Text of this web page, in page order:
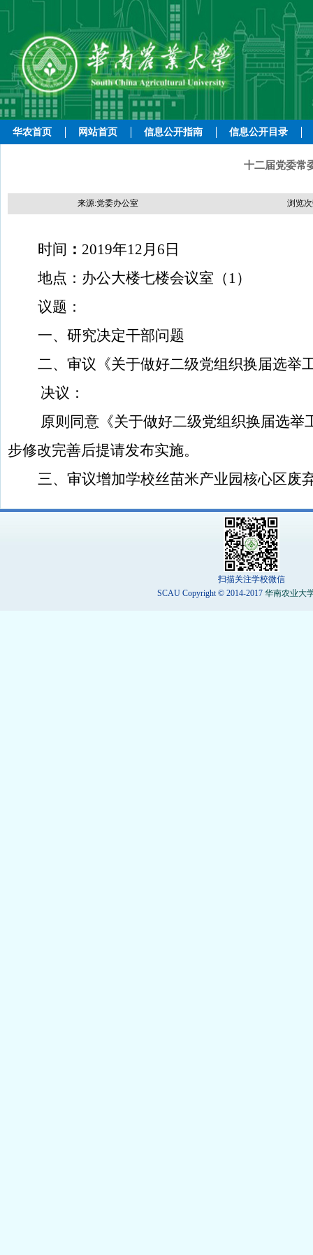
华农首页 网站首页 信息公开指南 信息公开目录
十二届党委常
来源:党委办公室 浏览
时间 ： 2019年12月6日
地点： 办公大楼七楼会议室（1）
议题：
一、研究决定干部问题
二、 审议 《关于做好二级党组织换届选举
决议：
原则同意《关于做好二级党组织换届选
步修改完善后提请发布实施。
三、 审议增加学校丝苗米产业园核心区废
扫描关注学校微信
SCAU Copyright © 2014-2017 华南农业大